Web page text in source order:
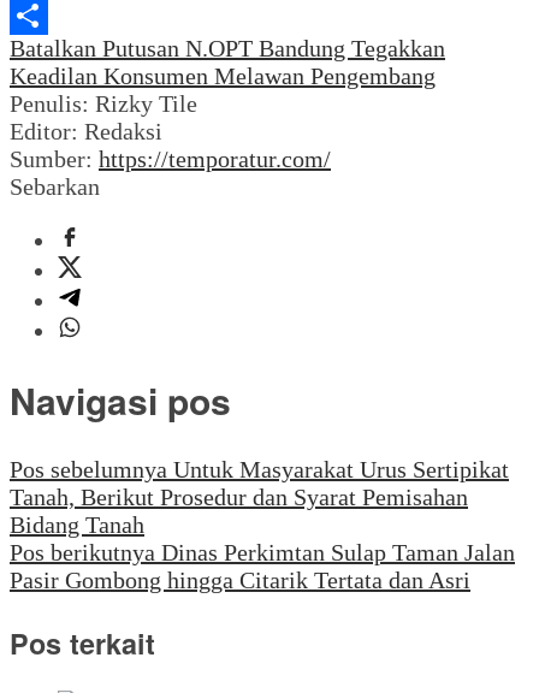
Gmail
Share
Batalkan Putusan N.OPT Bandung Tegakkan
Keadilan Konsumen Melawan Pengembang
Penulis: Rizky Tile
Editor: Redaksi
Sumber: https://temporatur.com/
Sebarkan
Navigasi pos
Pos sebelumnya Untuk Masyarakat Urus Sertipikat
Tanah, Berikut Prosedur dan Syarat Pemisahan
Bidang Tanah
Pos berikutnya Dinas Perkimtan Sulap Taman Jalan
Pasir Gombong hingga Citarik Tertata dan Asri
Pos terkait